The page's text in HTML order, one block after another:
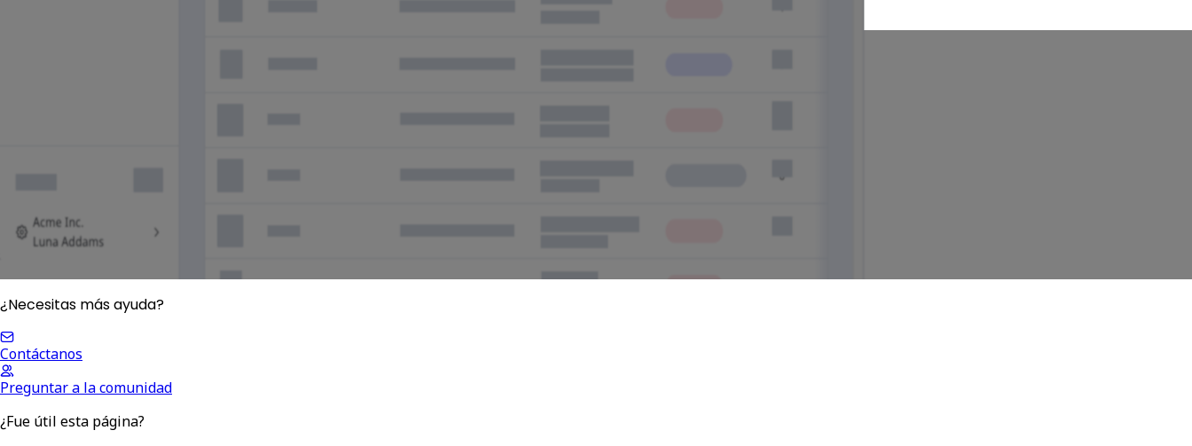
¿Necesitas más ayuda?
Contáctanos
Preguntar a la comunidad
¿Fue útil esta página?